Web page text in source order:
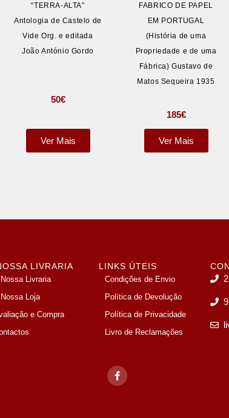
“TERRA-ALTA”
Antologia de Castelo de
Vide Org. e editada
João António Gordo
50€
Ver Mais
FABRICO DE PAPEL
EM PORTUGAL
(História de uma
Propriedade e de uma
Fábrica) Gustavo de
Matos Sequeira 1935
185€
Ver Mais
LIVRARIA
Livraria
Loja
e Compra
LINKS ÚTEIS
Condições de Envio
Política de Devolução
Política de Privacidade
Livro de Reclamações